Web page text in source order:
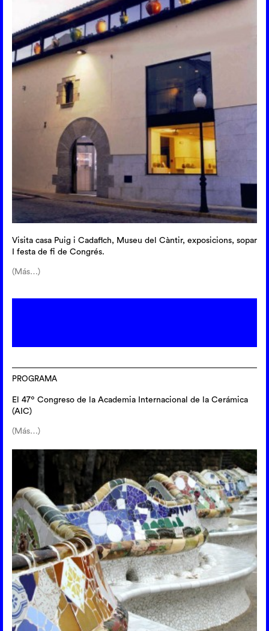
Visita casa Puig i Cadaflch, Museu del Càntir, exposicions, sopar
I festa de fi de Congrés.
(Más…)
PROGRAMA
El 47º Congreso de la Academia Internacional de la Cerámica
(AIC)
(Más…)